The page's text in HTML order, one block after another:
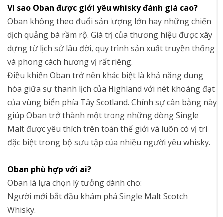
Vì sao Oban được giới yêu whisky đánh giá cao?
Oban không theo đuổi sản lượng lớn hay những chiến
dịch quảng bá rầm rộ. Giá trị của thương hiệu được xây
dựng từ lịch sử lâu đời, quy trình sản xuất truyền thống
và phong cách hương vị rất riêng.
Điều khiến Oban trở nên khác biệt là khả năng dung
hòa giữa sự thanh lịch của Highland với nét khoáng đạt
của vùng biển phía Tây Scotland. Chính sự cân bằng này
giúp Oban trở thành một trong những dòng Single
Malt được yêu thích trên toàn thế giới và luôn có vị trí
đặc biệt trong bộ sưu tập của nhiều người yêu whisky.
Oban phù hợp với ai?
Oban là lựa chọn lý tưởng dành cho:
Người mới bắt đầu khám phá Single Malt Scotch
Whisky.